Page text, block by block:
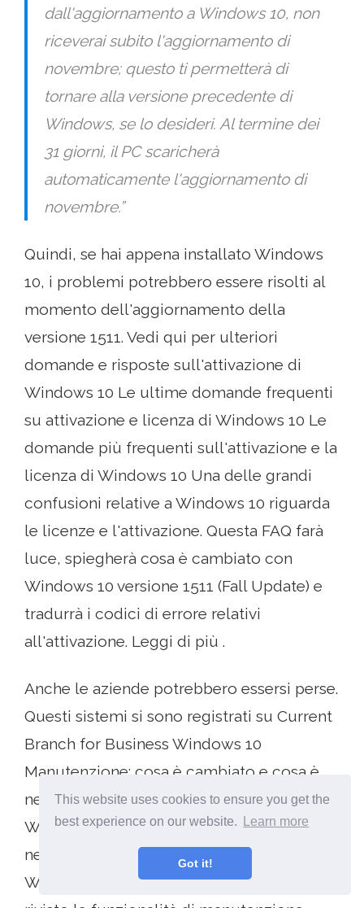
This website uses cookies to ensure you get the
best experience on our website.
Learn more
Got it!
dall'aggiornamento a Windows 10, non
riceverai subito l'aggiornamento di
novembre; questo ti permetterà di
tornare alla versione precedente di
Windows, se lo desideri. Al termine dei
31 giorni, il PC scaricherà
automaticamente l'aggiornamento di
novembre.”
Quindi, se hai appena installato Windows
10, i problemi potrebbero essere risolti al
momento dell'aggiornamento della
versione 1511. Vedi qui per ulteriori
domande e risposte sull'attivazione di
Windows 10 Le ultime domande frequenti
su attivazione e licenza di Windows 10 Le
domande più frequenti sull'attivazione e la
licenza di Windows 10 Una delle grandi
confusioni relative a Windows 10 riguarda
le licenze e l'attivazione. Questa FAQ farà
luce, spiegherà cosa è cambiato con
Windows 10 versione 1511 (Fall Update) e
tradurrà i codici di errore relativi
all'attivazione. Leggi di più .
Anche le aziende potrebbero essersi perse.
Questi sistemi si sono registrati su Current
Branch for Business Windows 10
Manutenzione: cosa è cambiato e cosa è
necessario considerare Manutenzione di
Windows 10: cosa è cambiato e cosa è
necessario tenere in considerazione In
Windows 10, Microsoft ha seriamente